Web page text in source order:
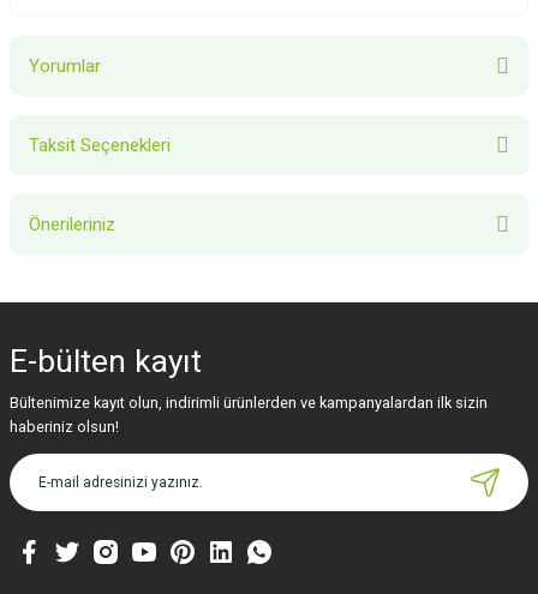
Yorumlar
Taksit Seçenekleri
Önerileriniz
Görüş ve önerileriniz için teşekkür ederiz.
Ürün resmi kalitesiz, bozuk veya görüntülenemiyor.
Ürün açıklamasında eksik bilgiler bulunuyor.
Ürün bilgilerinde hatalar bulunuyor.
Bu ürüne benzer farklı alternatifler olmalı.
E-bülten kayıt
Bültenimize kayıt olun, indirimli ürünlerden ve kampanyalardan ilk sizin
haberiniz olsun!